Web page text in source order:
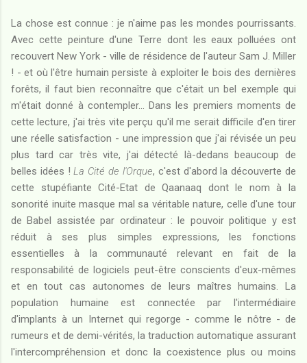
La chose est connue : je n'aime pas les mondes pourrissants.
Avec cette peinture d'une Terre dont les eaux polluées ont
recouvert New York - ville de résidence de l'auteur Sam J. Miller
! - et où l'être humain persiste à exploiter le bois des dernières
forêts, il faut bien reconnaître que c'était un bel exemple qui
m'était donné à contempler... Dans les premiers moments de
cette lecture, j'ai très vite perçu qu'il me serait difficile d'en tirer
une réelle satisfaction - une impression que j'ai révisée un peu
plus tard car très vite, j'ai détecté là-dedans beaucoup de
belles idées !La Cité de l'Orque, c'est d'abord la découverte de
cette stupéfiante Cité-Etat de Qaanaaq dont le nom à la
sonorité inuite masque mal sa véritable nature, celle d'une tour
de Babel assistée par ordinateur : le pouvoir politique y est
réduit à ses plus simples expressions, les fonctions
essentielles à la communauté relevant en fait de la
responsabilité de logiciels peut-être conscients d'eux-mêmes
et en tout cas autonomes de leurs maîtres humains. La
population humaine est connectée par l'intermédiaire
d'implants à un Internet qui regorge - comme le nôtre - de
rumeurs et de demi-vérités, la traduction automatique assurant
l'intercompréhension et donc la coexistence plus ou moins